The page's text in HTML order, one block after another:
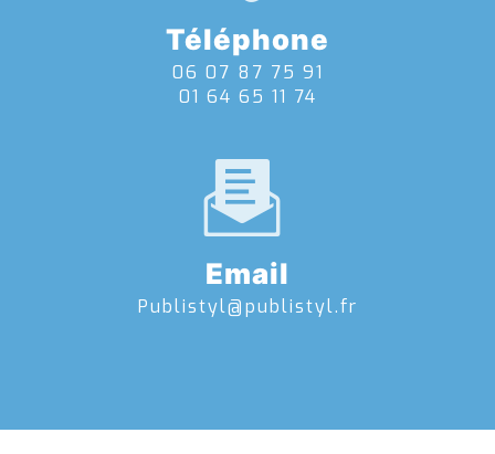
Téléphone
06 07 87 75 91
01 64 65 11 74
Email
publistyl@publistyl.fr